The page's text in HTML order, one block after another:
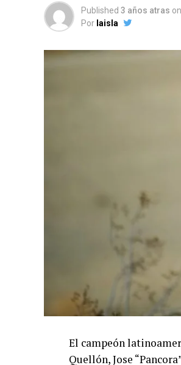
Published 3 años atras on
Por laisla
El campeón
Quellón, Jose